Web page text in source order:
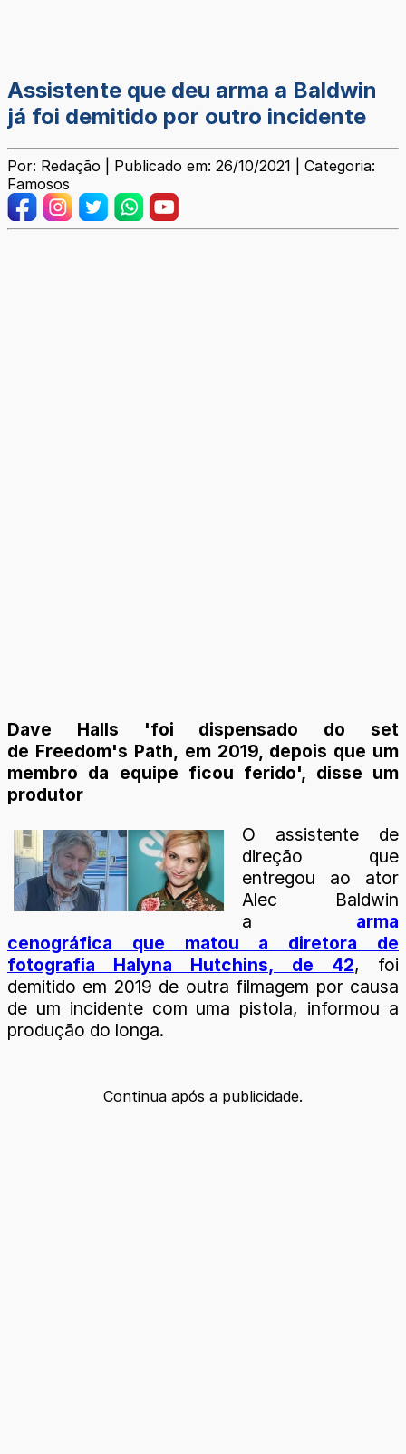
Assistente que deu arma a Baldwin
já foi demitido por outro incidente
Por: Redação | Publicado em: 26/10/2021 | Categoria:
Famosos
Dave Halls 'foi dispensado do set
de Freedom's Path, em 2019, depois que um
membro da equipe ficou ferido', disse um
produtor
O assistente de
direção que
entregou ao ator
Alec Baldwin
a arma
cenográfica que matou a diretora de
fotografia Halyna Hutchins, de 42, foi
demitido em 2019 de outra filmagem por causa
de um incidente com uma pistola, informou a
produção do longa.
Continua após a publicidade.